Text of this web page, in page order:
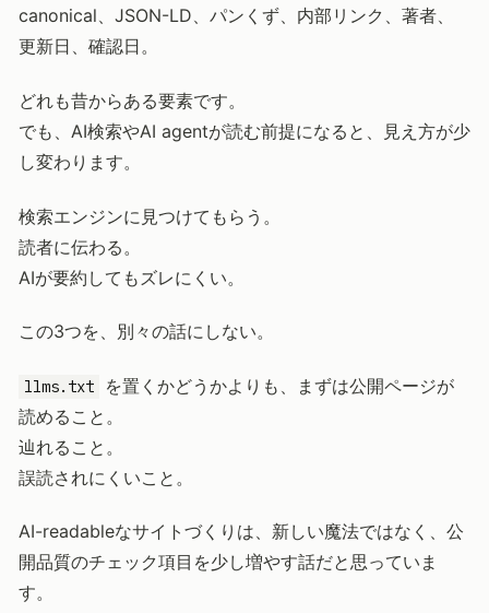
canonical、JSON-LD、パンくず、内部リンク、著者、
更新日、確認日。
どれも昔からある要素です。
でも、AI検索やAI agentが読む前提になると、見え方が少
し変わります。
検索エンジンに見つけてもらう。
読者に伝わる。
AIが要約してもズレにくい。
この3つを、別々の話にしない。
llms.txt
を置くかどうかよりも、まずは公開ページが
読めること。
辿れること。
誤読されにくいこと。
AI-readableなサイトづくりは、新しい魔法ではなく、公
開品質のチェック項目を少し増やす話だと思っていま
す。